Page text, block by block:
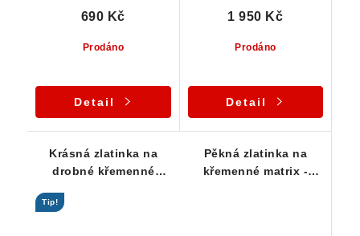
Prodáno
690 Kč
Detail
Prodáno
1 950 Kč
Detail
Krásná zlatinka na
drobné křemenné
Tip!
Pěkná zlatinka na
křemenné matrix -